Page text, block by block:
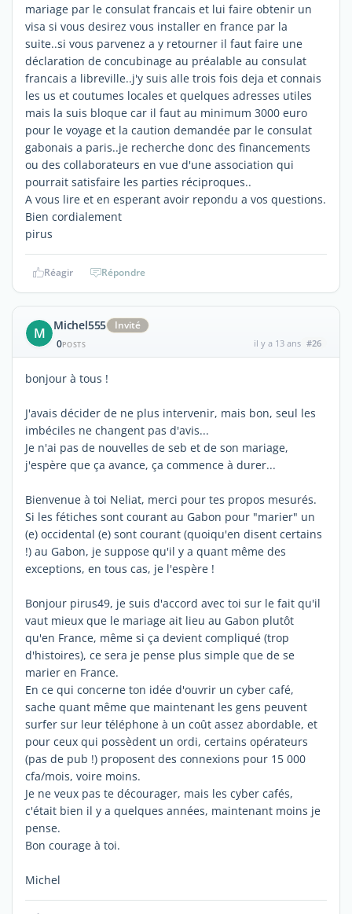
mariage par le consulat francais et lui faire obtenir un
visa si vous desirez vous installer en france par la
suite..si vous parvenez a y retourner il faut faire une
déclaration de concubinage au préalable au consulat
francais a libreville..j'y suis alle trois fois deja et connais
les us et coutumes locales et quelques adresses utiles
mais la suis bloque car il faut au minimum 3000 euro
pour le voyage et la caution demandée par le consulat
gabonais a paris..je recherche donc des financements
ou des collaborateurs en vue d'une association qui
pourrait satisfaire les parties réciproques..
A vous lire et en esperant avoir repondu a vos questions.
Bien cordialement
pirus
Réagir Répondre
M Michel555
Invité
0POSTS il y a 13 ans #26
bonjour à tous !
J'avais décider de ne plus intervenir, mais bon, seul les
imbéciles ne changent pas d'avis...
Je n'ai pas de nouvelles de seb et de son mariage,
j'espère que ça avance, ça commence à durer...
Bienvenue à toi Neliat, merci pour tes propos mesurés.
Si les fétiches sont courant au Gabon pour "marier" un
(e) occidental (e) sont courant (quoiqu'en disent certains
!) au Gabon, je suppose qu'il y a quant même des
exceptions, en tous cas, je l'espère !
Bonjour pirus49, je suis d'accord avec toi sur le fait qu'il
vaut mieux que le mariage ait lieu au Gabon plutôt
qu'en France, même si ça devient compliqué (trop
d'histoires), ce sera je pense plus simple que de se
marier en France.
En ce qui concerne ton idée d'ouvrir un cyber café,
sache quant même que maintenant les gens peuvent
surfer sur leur téléphone à un coût assez abordable, et
pour ceux qui possèdent un ordi, certains opérateurs
(pas de pub !) proposent des connexions pour 15 000
cfa/mois, voire moins.
Je ne veux pas te décourager, mais les cyber cafés,
c'était bien il y a quelques années, maintenant moins je
pense.
Bon courage à toi.
Michel